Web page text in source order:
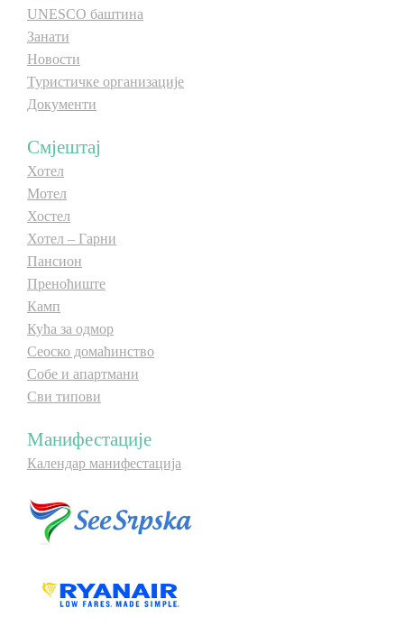
UNESCO баштина
Занати
Новости
Туристичке организације
Документи
Смјештај
Хотел
Мотел
Хостел
Хотел – Гарни
Пансион
Преноћиште
Камп
Кућа за одмор
Сеоско домаћинство
Собе и апартмани
Сви типови
Манифестације
Календар манифестација